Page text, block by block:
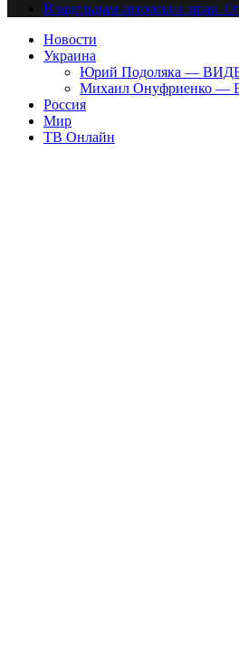
Владельцам авторских прав.
Новости
Украина
Юрий Подоляка —
Михаил Онуфриенко —
Россия
Мир
ТВ Онлайн